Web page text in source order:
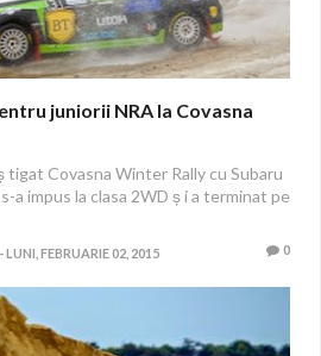
juniorii NRA la Covasna
tigat Covasna Winter Rally cu Subaru
a impus la clasa 2WD ș i a terminat pe
-LUNI, FEBRUARIE 02, 2015 0